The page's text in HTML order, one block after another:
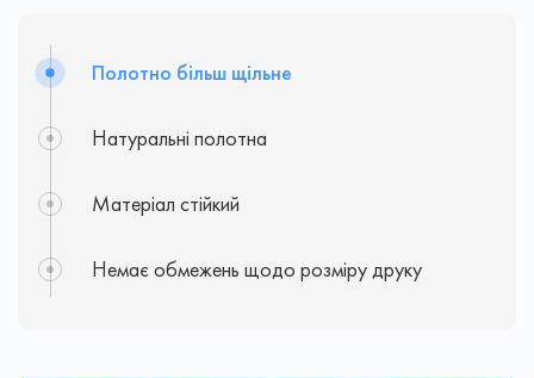
Полотно більш щільне
Натуральні полотна
Матеріал стійкий
Немає обмежень щодо розміру друку